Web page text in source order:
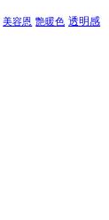
美容恩 艶暖色 透明感